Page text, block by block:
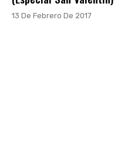
13 De Febrero De 2017